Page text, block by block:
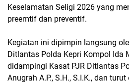
Keselamatan Seligi 2026 yang
preemtif dan preventif.
Kegiatan ini dipimpin langsung
Ditlantas Polda Kepri Kompol Ida
didampingi Kasat PJR Ditlantas
Anugrah A.P., S.H., S.I.K., dan